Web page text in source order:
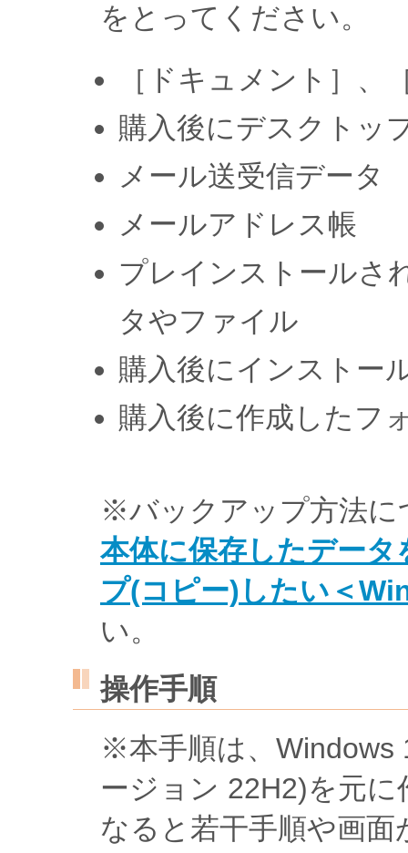
をとってください。
［ドキュメント］
購入後にデスクトッ
メール送受信データ
メールアドレス帳
プレインストールさ
タやファイル
購入後にインストー
購入後に作成したフ
※バックアップ方法に
本体に保存したデー
プ(コピー)したい＜
い。
操作手順
※本手順は、Windows
ージョン 22H2)を元
なると若干手順や画